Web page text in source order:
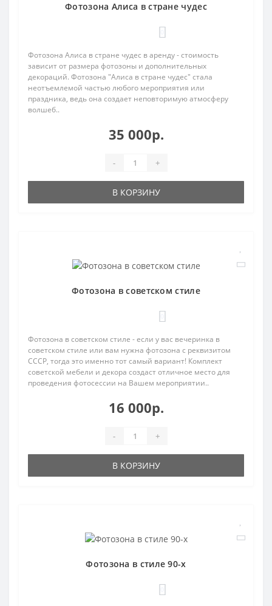
Фотозона Алиса в стране чудес
Фотозона Алиса в стране чудес в аренду - стоимость
зависит от размера фотозоны и дополнительных
декораций. Фотозона "Алиса в стране чудес" стала
неотъемлемой частью любого мероприятия или
праздника, ведь она создает неповторимую атмосферу
волшеб..
35 000р.
- +
В КОРЗИНУ
Фотозона в советском стиле
Фотозона в советском стиле - если у вас вечеринка в
советском стиле или вам нужна фотозона с реквизитом
СССР, тогда это именно тот самый вариант! Комплект
советской мебели и декора создаст отличное место для
проведения фотосессии на Вашем мероприятии..
16 000р.
- +
В КОРЗИНУ
Фотозона в стиле 90-х